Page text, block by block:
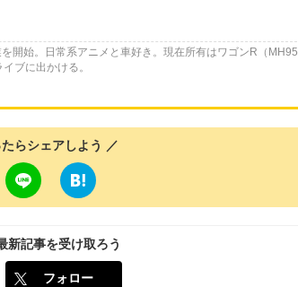
開始。日常系アニメと車好き。現在所有はワゴンR（MH95
ブに出かける。
らシェアしよう ／
新記事を受け取ろう
フォロー